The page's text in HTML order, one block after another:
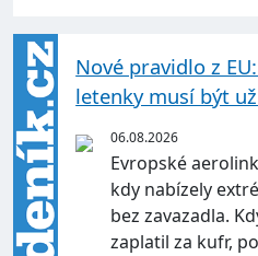
Nové pravidlo z
letenky musí být
06.08.2026
Evropské
kdy nabízely
bez zavazadla.
zaplatil za kufr,